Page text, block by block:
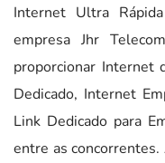
Internet Ultra
empresa Jhr
proporcionar Internet
Dedicado, Internet
Link Dedicado para
entre as concorrentes.